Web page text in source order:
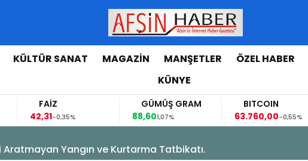
KÜLTÜR SANAT MAGAZİN MANŞETLER ÖZEL HABER
KÜNYE
FAİZ
42,31-0,35%
GÜMÜŞ GRAM
88,601,07%
BITCOIN
63.760,00-0,55%
Yangın ve Kurtarma Tatbikatı.